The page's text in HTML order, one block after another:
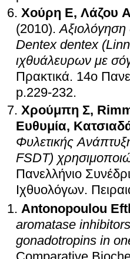
Χούρη Ε, Λάζου
(2010).Αξιολόγηση
Dentex dentex
ιχθυάλευρων με
Πρακτικά. 14ο
p.229-232.
Χρούμπη Σ,
Ευθυμία,
Φυλετικής
FSDT)
Πανελλήνιο
Ιχθυολόγων.
Antonopoulou
aromatase
gonadotropins in